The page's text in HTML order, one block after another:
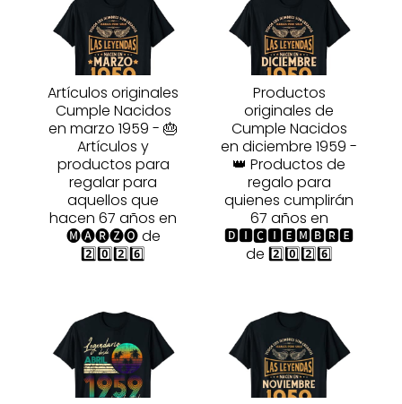
Artículos originales
Cumple Nacidos
en marzo 1959 - 🎂
Artículos y
productos para
regalar para
aquellos que
hacen 67 años en
🅜🅐🅡🅩🅞 de
2️⃣0️⃣2️⃣6️⃣
Productos
originales de
Cumple Nacidos
en diciembre 1959 -
👑 Productos de
regalo para
quienes cumplirán
67 años en
🅳🅸🅲🅸🅴🅼🅱🆁🅴
de 2️⃣0️⃣2️⃣6️⃣